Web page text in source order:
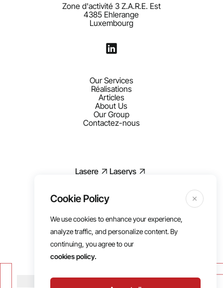
Zone d'activité 3 Z.A.R.E. Est
4385 Ehlerange
Luxembourg
Our Services
Réalisations
Articles
About Us
Our Group
Contactez-nous
Lasere Laserys
Mentions légales
RGPD
Politique de cookies
We use cookies to enhance your experience,
analyze traffic, and personalize content. By
continuing, you agree to our
cookies policy.